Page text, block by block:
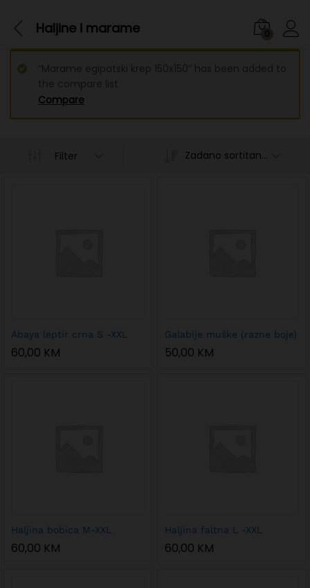
Haljine i marame 0
Compare
“Marame egipatski krep 150x150” has been added to
the compare list
Filter Zadano sortitanje
Abaya leptir crna S -XXL
60,00 KM
Galabije muške (razne boje)
50,00 KM
Haljina bobica M-XXL
60,00 KM
Haljina faltna L -XXL
60,00 KM